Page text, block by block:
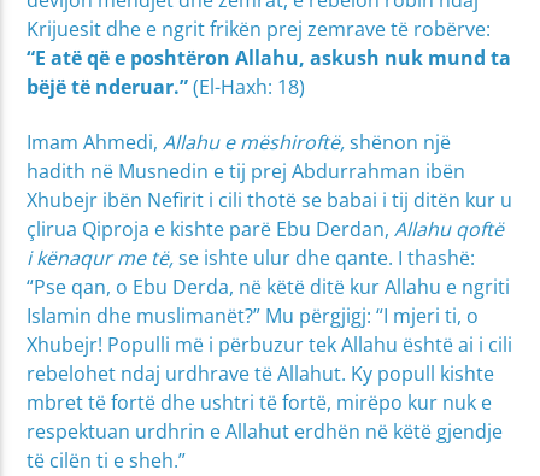
Krijuesit dhe e ngrit frikën prej zemrave të robërve:
“E atë që e poshtëron Allahu, askush nuk mund ta
bëjë të nderuar.”(El-Haxh: 18)
Imam Ahmedi,Allahu e mëshiroftë,shënon një
hadith në Musnedin e tij prej Abdurrahman ibën
Xhubejr ibën Nefirit i cili thotë se babai i tij ditën kur u
çlirua Qiproja e kishte parë Ebu Derdan,Allahu qoftë
i kënaqur me të,se ishte ulur dhe qante. I thashë:
“Pse qan, o Ebu Derda, në këtë ditë kur Allahu e ngriti
Islamin dhe muslimanët?” Mu përgjigj: “I mjeri ti, o
Xhubejr! Populli më i përbuzur tek Allahu është ai i cili
rebelohet ndaj urdhrave të Allahut. Ky popull kishte
mbret të fortë dhe ushtri të fortë, mirëpo kur nuk e
respektuan urdhrin e Allahut erdhën në këtë gjendje
të cilën ti e sheh.”